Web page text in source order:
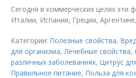
Сегодня в коммерческих целях эти
Италии, Испании, Греции,
Категории: Полезные свойства,
для организма,Лечебные свойства,
различных заболеваниях, Цитрус
Правильное питание, Польза для